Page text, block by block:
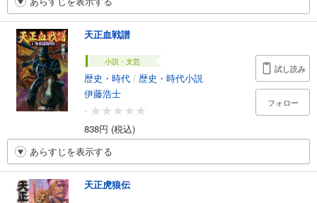
天正血戦譜
小説・文芸
歴史・時代 / 歴史・時代小説
伊藤浩士
-
838円 (税込)
試し読み
フォロー
あらすじを表示する
天正虎狼伝